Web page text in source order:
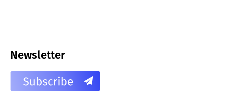
Newsletter